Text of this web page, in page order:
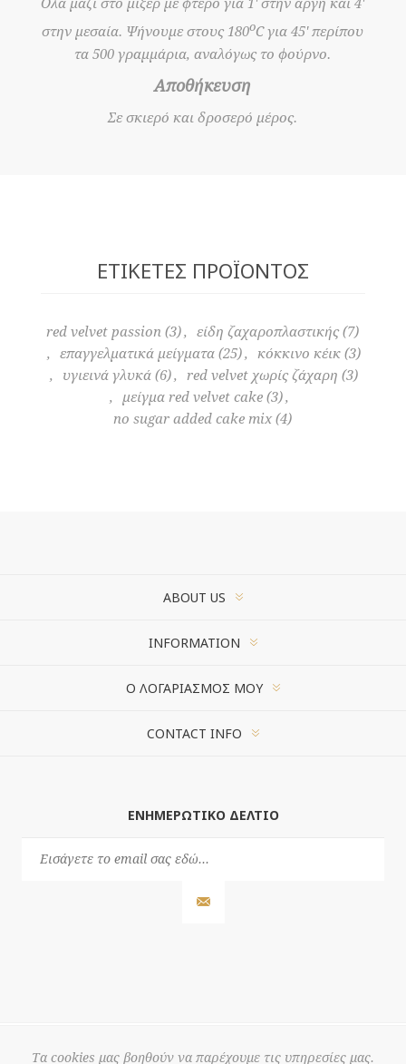
Όλα μαζί στο μίξερ με φτερό για 1' στην αργή και 4'
στην μεσαία. Ψήνουμε στους 180oC για 45' περίπου
τα 500 γραμμάρια, αναλόγως το φούρνο.
Αποθήκευση
Σε σκιερό και δροσερό μέρος.
ΕΤΙΚΈΤΕΣ ΠΡΟΪΌΝΤΟΣ
red velvet passion (3), είδη ζαχαροπλαστικής (7)
,
επαγγελματικά μείγματα (25), κόκκινο κέικ (3)
,
υγιεινά γλυκά (6), red velvet χωρίς ζάχαρη (3)
,
μείγμα red velvet cake (3),
no sugar added cake mix (4)
ABOUT US
INFORMATION
Ο ΛΟΓΑΡΙΑΣΜΌΣ ΜΟΥ
CONTACT INFO
ΕΝΗΜΕΡΩΤΙΚΌ ΔΕΛΤΊΟ
Τα cookies μας βοηθούν να παρέχουμε τις υπηρεσίες μας.